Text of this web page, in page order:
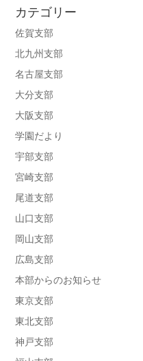
カテゴリー
佐賀支部
北九州支部
名古屋支部
大分支部
大阪支部
学園だより
宇部支部
宮崎支部
尾道支部
山口支部
岡山支部
広島支部
本部からのお知らせ
東京支部
東北支部
神戸支部